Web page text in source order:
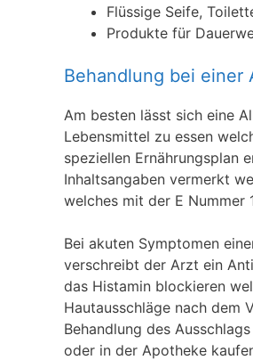
Flüssige Seife,
Produkte für
Behandlung bei einer
Am besten lässt sich eine
Lebensmittel zu essen
speziellen Ernährungsplan
Inhaltsangaben vermerkt
welches mit der E Nummer
Bei akuten Symptomen
verschreibt der Arzt ein
das Histamin blockieren
Hautausschläge nach dem
Behandlung des
oder in der Apotheke